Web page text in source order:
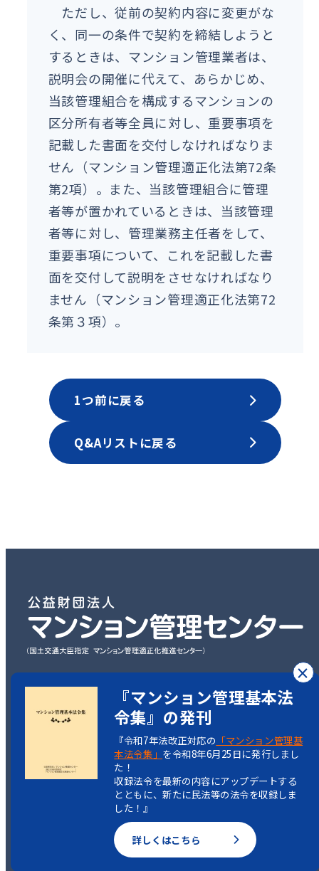
ただし、従前の契約内容に変更がな
く、同一の条件で契約を締結しようと
するときは、マンション管理業者は、
説明会の開催に代えて、あらかじめ、
当該管理組合を構成するマンションの
区分所有者等全員に対し、重要事項を
記載した書面を交付しなければなりま
せん（マンション管理適正化法第72条
第2項）。また、当該管理組合に管理
者等が置かれているときは、当該管理
者等に対し、管理業務主任者をして、
重要事項について、これを記載した書
面を交付して説明をさせなければなり
ません（マンション管理適正化法第72
条第３項）。
1つ前に戻る
Q&Aリストに戻る
〒101-0003
東京都千代田区一ツ橋2丁目5-5
岩波書店一ツ橋ビル7階
TEL：03-3222-1516
Condominium Management Center.
『マンション管理基本法
令集』の発刊
『令和7年法改正対応の 「マンション管理基
本法令集」 を令和8年6月25日に発行しまし
た！
収録法令を最新の内容にアップデートする
とともに、新たに民法等の法令を収録しま
した！』
詳しくはこちら
×